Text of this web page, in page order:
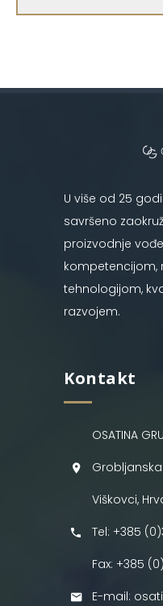
U više od 25
savršeno
proizvodnje
kompetencijom,
tehnologijom,
razvojem.
Kontakt
OSATINA
Grobljanska
Viškovci,
Tel: +385
Fax: +385
E-mail: